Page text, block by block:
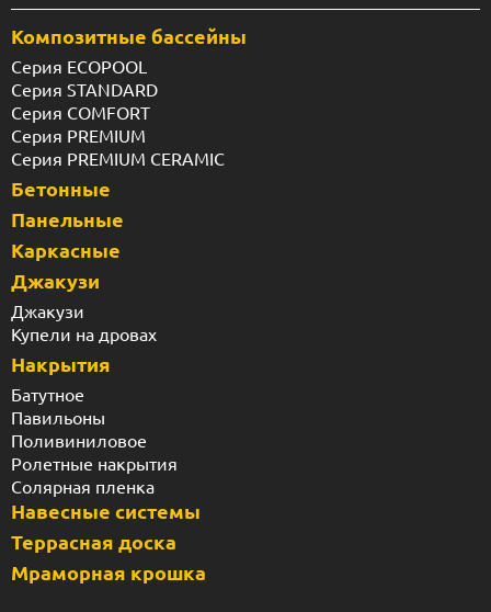
Композитные бассейны
Серия ECOPOOL
Серия STANDARD
Серия COMFORT
Серия PREMIUM
Серия PREMIUM CERAMIC
Бетонные
Панельные
Каркасные
Джакузи
Джакузи
Купели на дровах
Накрытия
Батутное
Павильоны
Поливиниловое
Ролетные накрытия
Солярная пленка
Навесные системы
Террасная доска
Мраморная крошка